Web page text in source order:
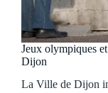
Jeux olympiques
Dijon
La Ville de Dijon